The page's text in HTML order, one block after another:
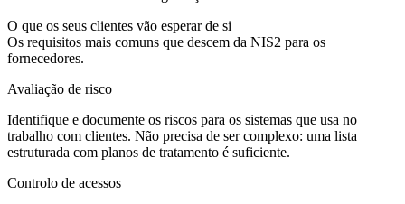
O que os seus clientes vão esperar de si
Os requisitos mais comuns que descem da NIS2 para os
fornecedores.
Avaliação de risco
Identifique e documente os riscos para os sistemas que usa no
trabalho com clientes. Não precisa de ser complexo: uma lista
estruturada com planos de tratamento é suficiente.
Controlo de acessos